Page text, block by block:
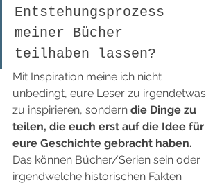
Entstehungsprozess
meiner Bücher
teilhaben lassen?
Mit Inspiration meine ich nicht
unbedingt, eure Leser zu irgendetwas
zu inspirieren, sondern die Dinge zu
teilen, die euch erst auf die Idee für
eure Geschichte gebracht haben.
Das können Bücher/Serien sein oder
irgendwelche historischen Fakten